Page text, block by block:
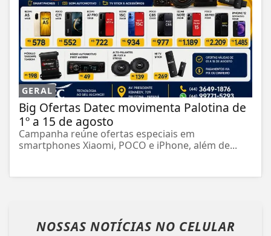
GERAL
Big Ofertas Datec movimenta Palotina de
1º a 15 de agosto
Campanha reúne ofertas especiais em
smartphones Xiaomi, POCO e iPhone, além de...
NOSSAS NOTÍCIAS NO CELULAR